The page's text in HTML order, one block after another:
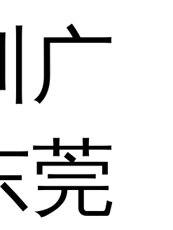
广
莞